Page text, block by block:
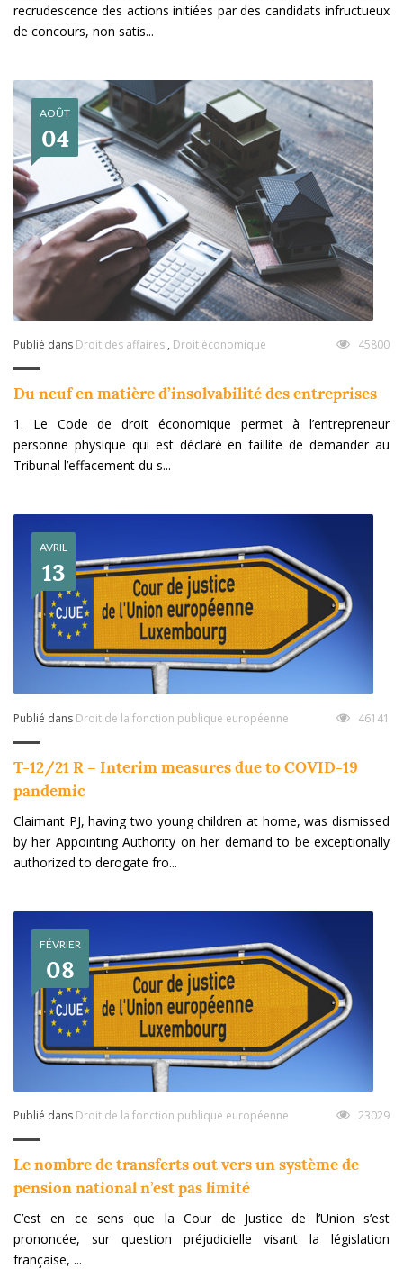
recrudescence des actions initiées par des candidats infructueux
de concours, non satis...
AOÛT
04
Publié dans Droit des affaires , Droit économique 45800
Du neuf en matière d’insolvabilité des entreprises
1. Le Code de droit économique permet à l’entrepreneur
personne physique qui est déclaré en faillite de demander au
Tribunal l’effacement du s...
AVRIL
13
Publié dans Droit de la fonction publique européenne 46141
T-12/21 R – Interim measures due to COVID-19
pandemic
Claimant PJ, having two young children at home, was dismissed
by her Appointing Authority on her demand to be exceptionally
authorized to derogate fro...
FÉVRIER
08
Publié dans Droit de la fonction publique européenne 23029
Le nombre de transferts out vers un système de
pension national n’est pas limité
C’est en ce sens que la Cour de Justice de l’Union s’est
prononcée, sur question préjudicielle visant la législation
française, ...